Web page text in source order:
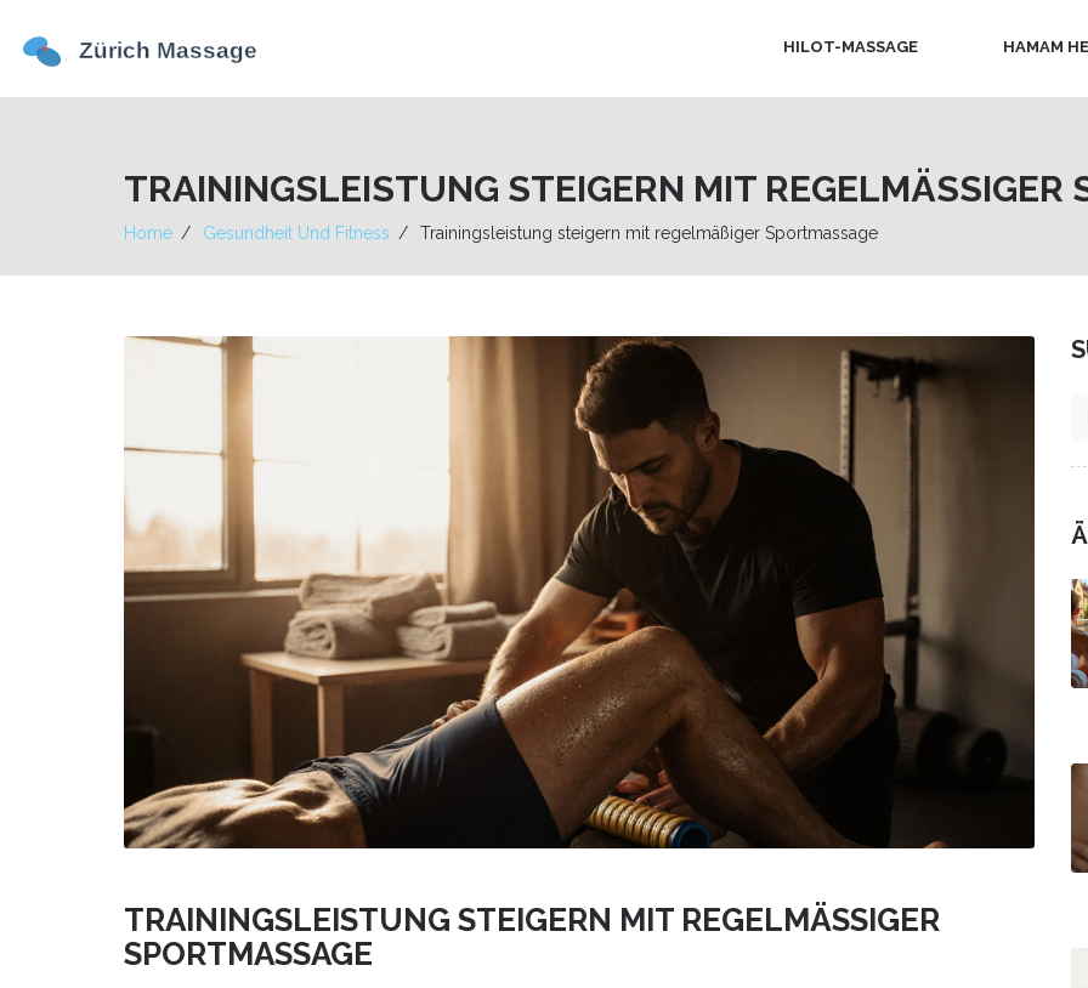
HILOT-MASSAGE HAMAM
TRAININGSLEISTUNG STEIGERN MIT REGELMÄSSIGER
Home Gesundheit Und Fitness Trainingsleistung steigern mit regelmäßiger Sportmassage
TRAININGSLEISTUNG STEIGERN MIT REGELMÄSSIGER S
PORTMASSAGE